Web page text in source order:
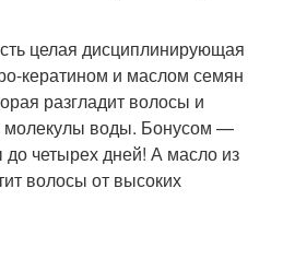
целая дисциплинирующая
кератином и маслом семян
разгладит волосы и
молекулы воды. Бонусом —
четырех дней! А масло из
волосы от высоких